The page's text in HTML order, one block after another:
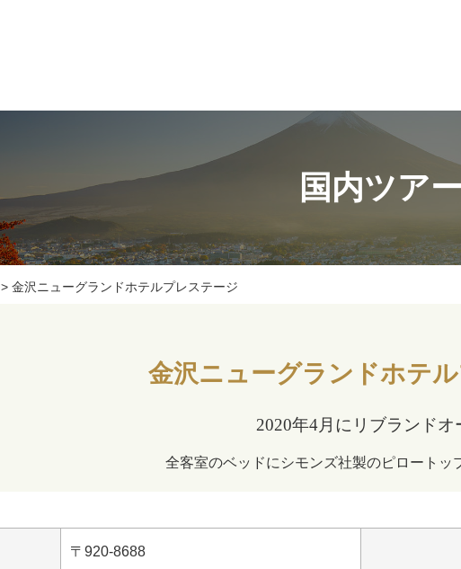
国内ツアー
> 金沢ニューグランドホテルプレステージ
金沢ニューグランドホテ
2020年4月にリブランドオ
全客室のベッドにシモンズ社製のピロートッ
〒920-8688